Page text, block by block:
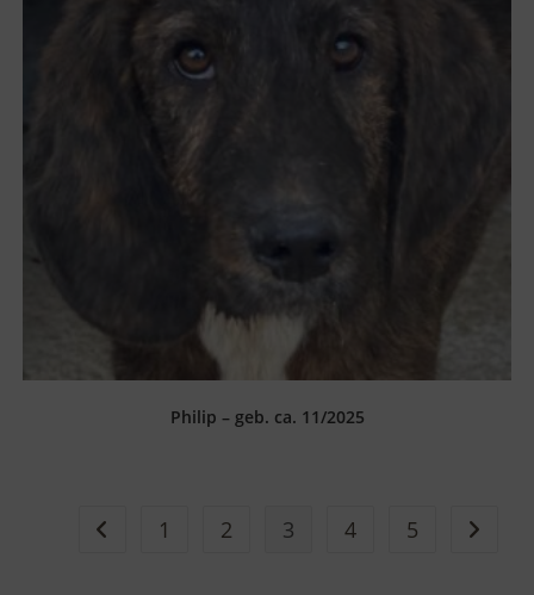
Philip – geb. ca. 11/2025
1 2 3 4 5